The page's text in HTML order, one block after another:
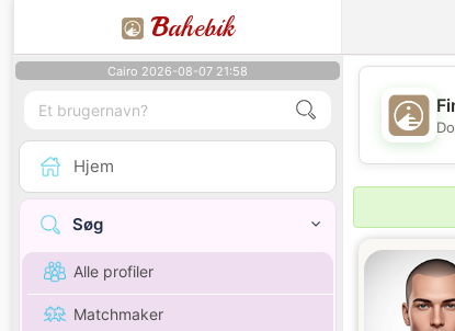
Bahebik
Cairo 2026-08-07 21:58
Hjem
Søg
Alle profiler
Matchmaker